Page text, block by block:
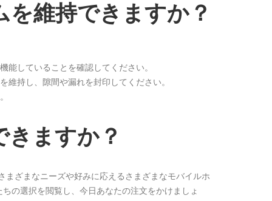
維持できますか？
能していることを確認してください。
持し、隙間や漏れを封印してください。
ますか？
まざまなニーズや好みに応えるさまざまなモバイルホ
の選択を閲覧し、今日あなたの注文をかけましょ